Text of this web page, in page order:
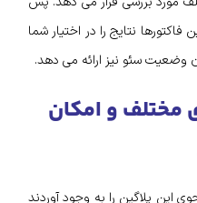
نتایج را در اختیار شما
وضعیت سئو نیز ارائه می دهد.
مختلف و امکان
این پلاگین را به وجود آوردند